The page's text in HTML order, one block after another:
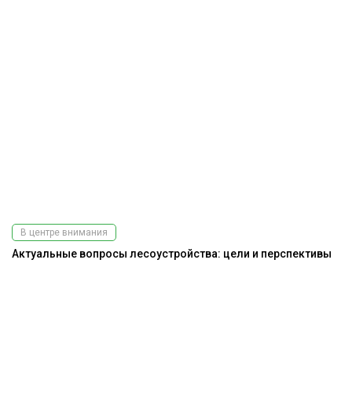
В центре внимания
Актуальные вопросы лесоустройства: цели и перспективы